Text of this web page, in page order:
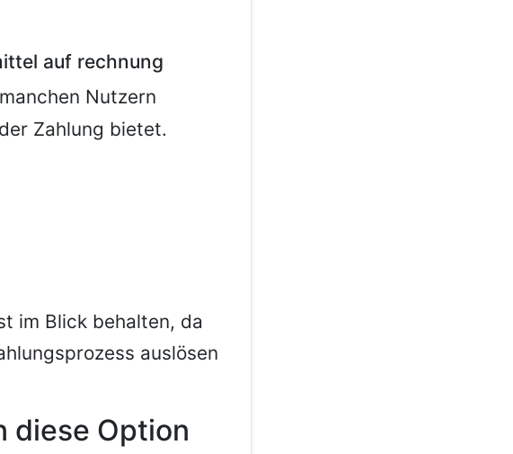
auf rechnung
Nutzern
Zahlung bietet.
im Blick behalten, da
auslösen
diese Option